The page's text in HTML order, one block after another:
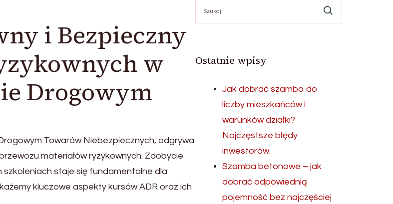
i Bezpieczny
w
Drogowym
Towarów Niebezpiecznych, odgrywa
materiałów ryzykownych. Zdobycie
szkoleniach staje się fundamentalne dla
kluczowe aspekty kursów ADR oraz ich
Ostatnie wpisy
Jak dobrać szambo do
liczby mieszkańców i
warunków działki?
Najczęstsze błędy
inwestorów.
Szamba betonowe – jak
dobrać odpowiednią
pojemność bez najczęściej